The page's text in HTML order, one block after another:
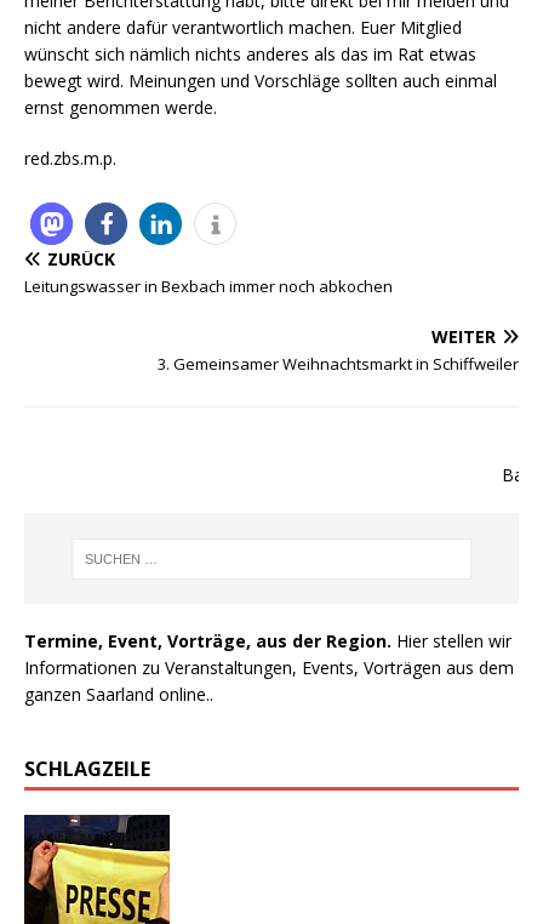
nicht andere dafür verantwortlich machen. Euer Mitglied
wünscht sich nämlich nichts anderes als das im Rat etwas
bewegt wird. Meinungen und Vorschläge sollten auch einmal
ernst genommen werde.
red.zbs.m.p.
ZURÜCK
Leitungswasser in Bexbach immer noch abkochen
WEITER
3. Gemeinsamer Weihnachtsmarkt in Schiffweiler
Termine, Event, Vorträge, aus der Region. Hier stellen wir
Informationen zu Veranstaltungen, Events, Vorträgen aus dem
ganzen Saarland online..
SCHLAGZEILE